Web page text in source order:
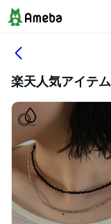
楽天人気アイテム